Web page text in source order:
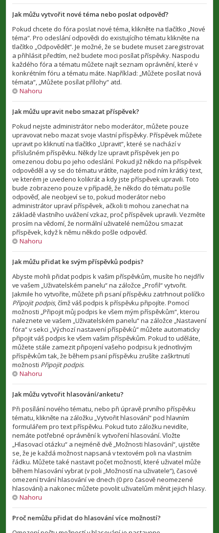
Jak můžu vytvořit nové téma nebo poslat odpověď?
Pokud chcete do fóra poslat nové téma, klikněte na tlačítko „Nové
téma“. Pro odeslání odpovědi do existujícího tématu klikněte na
tlačítko „Odpovědět“. Je možné, že se budete muset zaregistrovat
a přihlásit předtím, než budete moci posílat příspěvky. Naspodu
každého fóra a tématu můžete najít seznam oprávnění, které v
konkrétním fóru a tématu máte. Například: „Můžete posílat nová
témata“, „Můžete posílat přílohy“ atd.
Nahoru
Jak můžu upravit nebo smazat příspěvek?
Pokud nejste administrátor nebo moderátor, můžete pouze
upravovat nebo mazat svoje vlastní příspěvky. Příspěvek můžete
upravit po kliknutí na tlačítko „Upravit“, které se nachází v
příslušném příspěvku. Někdy lze upravit příspěvek jen po
omezenou dobu po jeho odeslání. Pokud již někdo na příspěvek
odpověděl a vy se do tématu vrátíte, najdete pod ním krátký text,
ve kterém je uvedeno kolikrát a kdy jste příspěvek upravili. Toto
bude zobrazeno pouze v případě, že někdo do tématu pošle
odpověď, ale neobjeví se to, pokud moderátor nebo
administrátor upraví příspěvek, ačkoli ti mohou zanechat na
základě vlastního uvážení vzkaz, proč příspěvek upravili. Vezměte
prosím na vědomí, že normální uživatelé nemůžou smazat
příspěvek, když k němu někdo pošle odpověď.
Nahoru
Jak můžu přidat ke svým příspěvků podpis?
Abyste mohli přidat podpis k vašim příspěvkům, musíte ho nejdřív
ve vašem „Uživatelském panelu“ na záložce „Profil“ vytvořit.
Jakmile ho vytvoříte, můžete při psaní příspěvku zatrhnout políčko
Připojit podpis, čímž váš podpis k příspěvku připojíte. Pomocí
možnosti „Připojit můj podpis ke všem mým příspěvkům“, kterou
naleznete ve vašem „Uživatelském panelu“ na záložce „Nastavení
fóra“ v sekci „Výchozí nastavení příspěvků“ můžete automaticky
připojit váš podpis ke všem vašim příspěvkům. Pokud to uděláte,
můžete stále zamezit připojení vašeho podpisu k jednotlivým
příspěvkům tak, že během psaní příspěvku zrušíte zaškrtnutí
možnosti Připojit podpis.
Nahoru
Jak můžu vytvořit hlasování/anketu?
Při posílání nového tématu, nebo při úpravě prvního příspěvku
tématu, klikněte na záložku „Vytvořit hlasování“ pod hlavním
formulářem pro text příspěvku. Pokud tuto záložku nevidíte,
nemáte potřebné oprávnění k vytvoření hlasování. Vložte
„Hlasovací otázku“ a nejméně dvě „Možnosti hlasování“, ujistěte
se, že je každá možnost napsaná v textovém poli na vlastním
řádku. Můžete také nastavit počet možností, které uživatel může
během hlasování vybrat (v poli „Možností na uživatele“), časové
omezení trvání hlasování ve dnech (0 pro časově neomezené
hlasování) a nakonec můžete povolit uživatelům měnit jejich hlasy.
Nahoru
Proč nemůžu přidat do hlasování více možností?